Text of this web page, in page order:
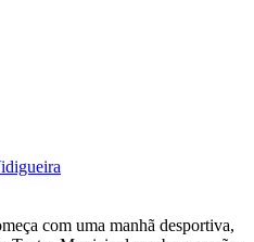
com uma manhã desportiva,